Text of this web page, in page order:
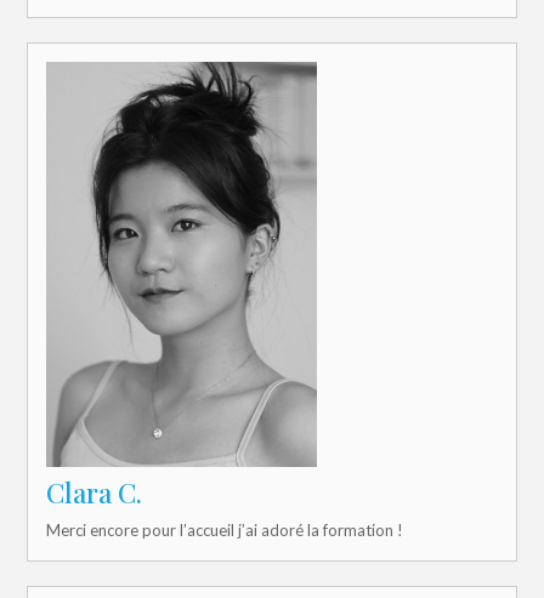
Clara C.
Merci encore pour l’accueil j’ai adoré la formation !